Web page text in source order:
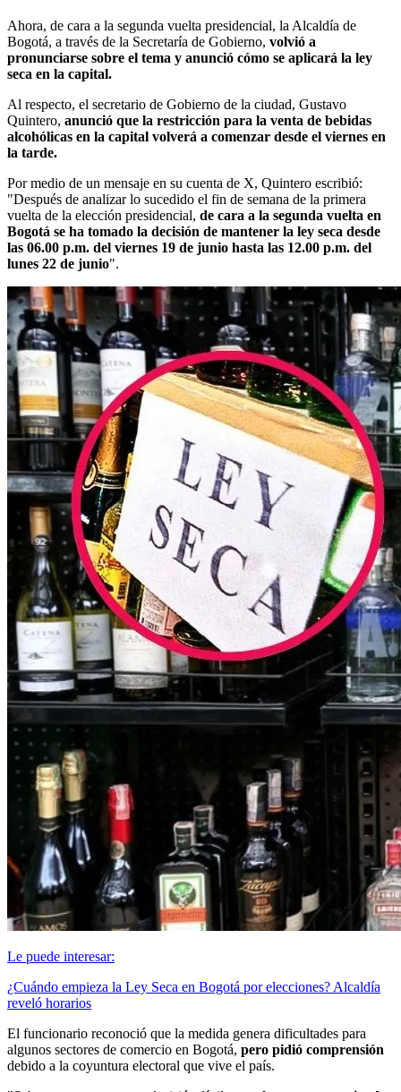
Ahora, de cara a la segunda vuelta presidencial, la Alcaldía de
Bogotá, a través de la Secretaría de Gobierno, volvió a
pronunciarse sobre el tema y anunció cómo se aplicará la ley
seca en la capital.
Al respecto, el secretario de Gobierno de la ciudad, Gustavo
Quintero, anunció que la restricción para la venta de bebidas
alcohólicas en la capital volverá a comenzar desde el viernes en
la tarde.
Por medio de un mensaje en su cuenta de X, Quintero escribió:
"Después de analizar lo sucedido el fin de semana de la primera
vuelta de la elección presidencial, de cara a la segunda vuelta en
Bogotá se ha tomado la decisión de mantener la ley seca desde
las 06.00 p.m. del viernes 19 de junio hasta las 12.00 p.m. del
lunes 22 de junio".
Le puede interesar:
¿Cuándo empieza la Ley Seca en Bogotá por elecciones? Alcaldía
reveló horarios
El funcionario reconoció que la medida genera dificultades para
algunos sectores de comercio en Bogotá, pero pidió comprensión
debido a la coyuntura electoral que vive el país.